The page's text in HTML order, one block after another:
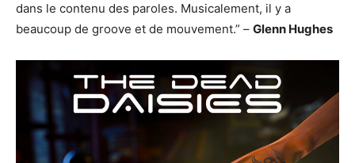
dans le contenu des paroles. Musicalement, il y a
beaucoup de groove et de mouvement.” – Glenn Hughes